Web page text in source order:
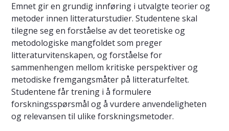
Emnet gir en grundig innføring i utvalgte teorier og
metoder innen litteraturstudier. Studentene skal
tilegne seg en forståelse av det teoretiske og
metodologiske mangfoldet som preger
litteraturvitenskapen, og forståelse for
sammenhengen mellom kritiske perspektiver og
metodiske fremgangsmåter på litteraturfeltet.
Studentene får trening i å formulere
forskningsspørsmål og å vurdere anvendeligheten
og relevansen til ulike forskningsmetoder.